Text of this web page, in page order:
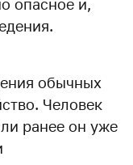
опасное и,
обычных
Человек
ранее он уже